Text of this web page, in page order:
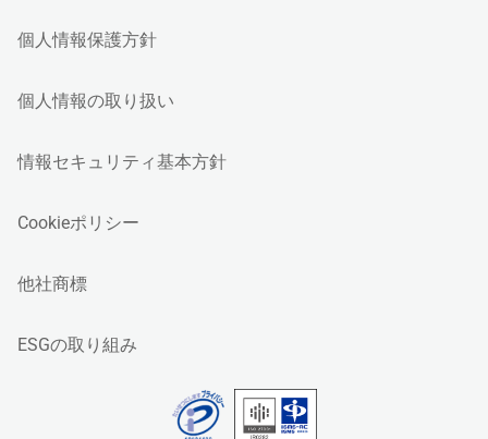
個人情報保護方針
個人情報の取り扱い
情報セキュリティ基本方針
Cookieポリシー
他社商標
ESGの取り組み